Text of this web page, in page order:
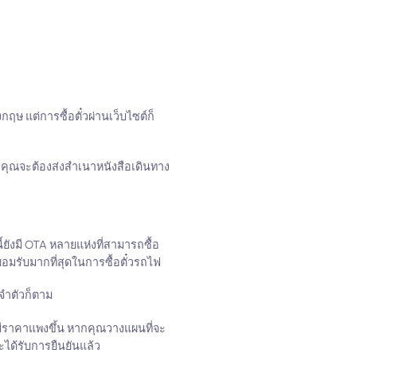
ฤษ แต่การซื้อตั๋วผ่านเว็บไซต์ก็
จะต้องส่งสำเนาหนังสือเดินทาง
มี OTA หลายแห่งที่สามารถซื้อ
มรับมากที่สุดในการซื้อตั๋วรถไฟ
ำตัวก็ตาม
ราคาแพงขึ้น หากคุณวางแผนที่จะ
ได้รับการยืนยันแล้ว